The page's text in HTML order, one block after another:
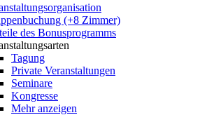
(+8 Zimmer)
des Bonusprogramms
Tagung
Private Veranstaltungen
Seminare
Kongresse
Mehr anzeigen